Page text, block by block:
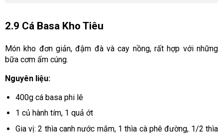
2.9 Cá Basa Kho Tiêu
Món kho đơn giản, đậm đà và cay nồng, rất hợp với những
bữa cơm ấm cúng.
Nguyên liệu:
400g cá basa phi lê
1 củ hành tím, 1 quả ớt
Gia vị: 2 thìa canh nước mắm, 1 thìa cà phê đường, 1/2 thìa